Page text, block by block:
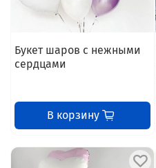
Букет шаров с нежными
сердцами
В корзину